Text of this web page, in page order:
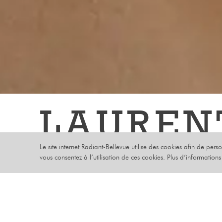
MERCREDI 13
Le site internet Radiant-Bellevue utilise des cookies afin de
vous consentez à l’utilisation de ces cookies. Plus